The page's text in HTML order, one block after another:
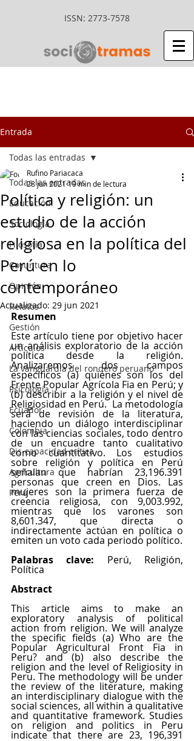
ISSN: 2773-7578
Entrada
Todas las entradas
Educación
Sociología
Filosofía
Coyuntura
Opinión
Relatos
Gestión
Artículos
La vanguardia del rondero peruano
Psicología
Ecuador
Colombia
Dis-capacidad crítica
Agricultura
Perú
Todas las entradas
Política y religión: un
estudio de la acción
religiosa en la política del
Perú en lo
contemporáneo
Rufino Pariacaca
28 jun 202119 min de lectura
Actualizado: 29 jun 2021
Resumen
Este artículo tiene por objetivo hacer
un análisis exploratorio de la acción
política desde la religión.
Analizaremos dos campos
específicos (a) quiénes son los del
Frente Popular Agrícola Fia en Perú; y
(b) describir a la religión y el nivel de
Religiosidad en Perú.  La metodología
será de revisión de la literatura,
haciendo un diálogo interdisciplinar
con las ciencias sociales, todo dentro
de un encuadre tanto cualitativo
como cuantitativo. Los estudios
sobre religión y política en Perú
señalan que habrían 23,196.391
personas que creen en Dios. Las
mujeres son la primera fuerza de
creencia religiosa, con 9,003.992,
mientras que los varones son
8,601.347, que directa o
indirectamente actúan en política o
Palabras clave: Perú, Religión,
Política
Abstract
This article aims to make an
exploratory analysis of political
action from religion. We will analyze
the specific fields (a) Who are the
Popular Agricultural Front Fia in
Peru? and (b) also describe the
religion and the level of Religiosity in
Peru. The methodology will be under
the review of the literature, making
an interdisciplinary dialogue with the
social sciences, all within a qualitative
and quantitative framework. Studies
on religion and politics in Peru
indicate that there are 23, 196,391